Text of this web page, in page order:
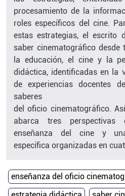
procesamiento de la
roles específicos del cine.
estas estrategias, el escrito
saber cinematográfico desde
la educación, el cine y la
didáctica, identificadas en la
de experiencias docentes
saberes
del oficio cinematográfico.
abarca tres
enseñanza del cine y
específica organizadas en
enseñanza del oficio